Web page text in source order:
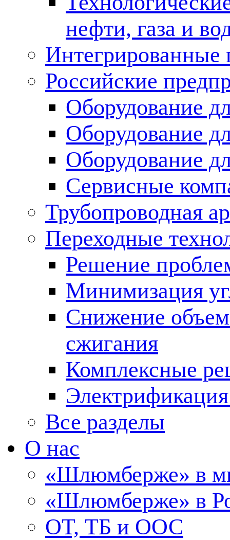
нефти, газа и
Российские
Оборудование
Оборудование
Оборудование
Сервисные
Трубопроводная
Переходные
Решение
Минимизация
Снижение
сжигания
Комплексные
Все разделы
О нас
«Шлюмберже» в
«Шлюмберже» в
ОТ, ТБ и ООС